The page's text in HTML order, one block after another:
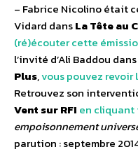
– Fabrice Nicolino était
Vidard dansLa Tête au
(ré)écouter cette
l’invité d’Ali Baddou dans
Plus,vous pouvez revoir
Retrouvez son
Vent sur RFI en cliquant
empoisonnement
parution : septembre